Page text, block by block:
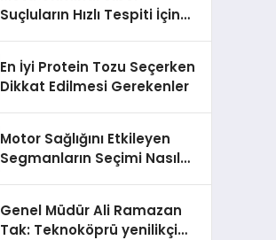
Suçluların Hızlı Tespiti İçin
En İyi Protein Tozu Seçerken
Dikkat Edilmesi Gerekenler
Motor Sağlığını Etkileyen
Segmanların Seçimi Nasıl
Genel Müdür Ali Ramazan
Tak: Teknoköprü yenilikçi